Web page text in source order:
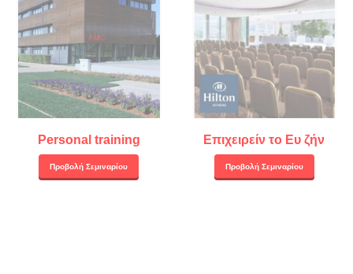
Personal training
Προβολή Σεμιναρίου
Επιχειρείν το Ευ ζήν
Προβολή Σεμιναρίου